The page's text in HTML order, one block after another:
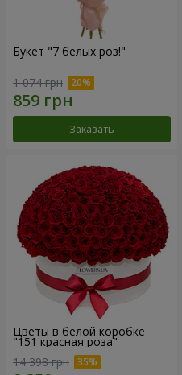
Букет "7 белых роз!"
1 074 грн
Заказать
Цветы в белой коробке
"151 красная роза"
14 398 грн